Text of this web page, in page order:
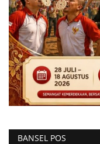
BANSEL POS